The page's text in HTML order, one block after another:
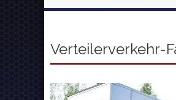
Verteilerverkehr-